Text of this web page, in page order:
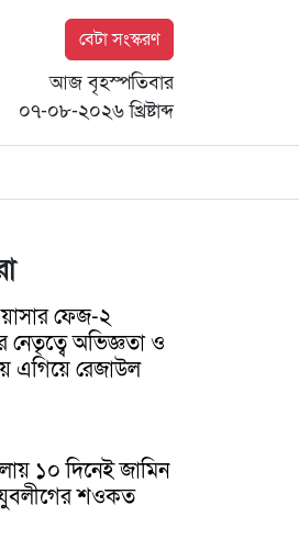
বেটা সংস্করণ
আজ বৃহস্পতিবার
০৭-০৮-২০২৬ খ্রিষ্টাব্দ
ফেজ-২
নেতৃত্বে অভিজ্ঞতা ও
এগিয়ে রেজাউল
১০ দিনেই জামিন
শওকত